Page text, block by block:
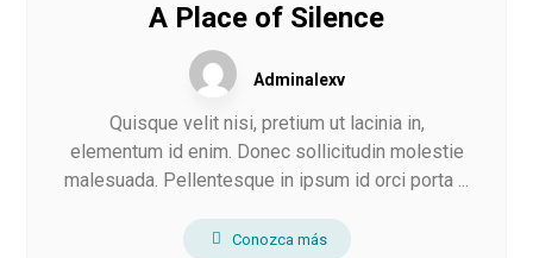
A Place of Silence
Adminalexv
Quisque velit nisi, pretium ut lacinia in,
elementum id enim. Donec sollicitudin molestie
malesuada. Pellentesque in ipsum id orci porta ...
Conozca más